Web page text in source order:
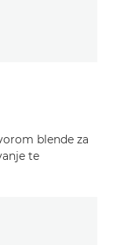
blende za
te